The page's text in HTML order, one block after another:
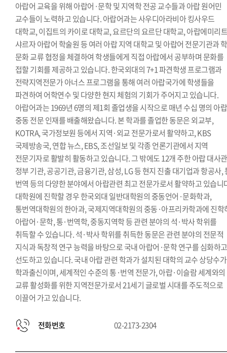
아랍어 교육을 위해 아랍어·문학 및 지역학 전공 교수들과 아랍 원어민
교수들이 노력하고 있습니다. 아랍어과는 사우디아라비아 킹사우드
대학교, 이집트의 카이로 대학교, 요르단의 요르단 대학교, 아랍에미리
샤르자 아랍어 학술원 등 여러 아랍 지역 대학교 및 아랍어 전문기관과
문화 교류 협정을 체결하여 학생들에게 직접 아랍에서 공부하며 문화를
접할 기회를 제공하고 있습니다. 한국외대의 7+1 파견학생 프로그램과
전략지역전문가 아너스 프로그램을 통해 여러 아랍국가에 학생들을
파견하여 어학연수 및 다양한 현지 체험의 기회가 주어지고 있습니다.
아랍어과는 1969년 6명의 제1회 졸업생을 시작으로 매년 수십 명의 아
중동 전문 인재를 배출해왔습니다. 본 학과를 졸업한 동문은 외교부,
KOTRA, 국가정보원 등에서 지역·외교 전문가로서 활약하고, KBS
국제방송국, 연합 뉴스, EBS, 조선일보 및 각종 언론기관에서 지역
전문기자로 활발히 활동하고 있습니다. 그 밖에도 12개 주한 아랍 대사
정부 기관, 공공기관, 금융기관, 삼성, LG 등 현지 진출 대기업과 항공사,
번역 등의 다양한 분야에서 아랍관련 최고 전문가로서 활약하고 있습니
대학원에 진학할 경우 한국외대 일반대학원의 중동언어·문화학과,
통번역대학원의 한아과, 국제지역대학원의 중동·아프리카학과에 진학
아랍어·문학, 통·번역학, 중동지역학 등 관련 분야의 석·박사 학위를
취득할 수 있습니다. 석·박사 학위를 취득한 동문은 관련 분야의 전문적
지식과 독창적 연구 능력을 바탕으로 국내 아랍어·문학 연구를 심화하고
선도하고 있습니다. 국내 아랍 관련 학과가 설치된 대학의 교수 상당수
학과출신이며, 세계적인 수준의 통·번역 전문가, 아랍·이슬람 세계와의
교류 활성화를 위한 지역전문가로서 21세기 글로벌 시대를 주도적으로
이끌어 가고 있습니다.
전화번호 02-2173-2304